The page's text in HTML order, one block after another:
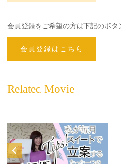
会員登録をご希望の方は下記のボタ
会員登録はこちら
Related Movie